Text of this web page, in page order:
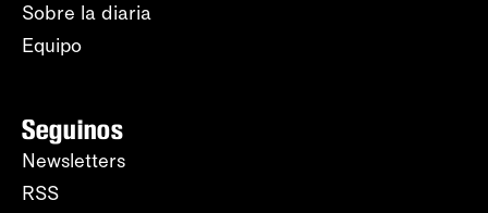
Sobre la diaria
Equipo
Seguinos
Newsletters
RSS